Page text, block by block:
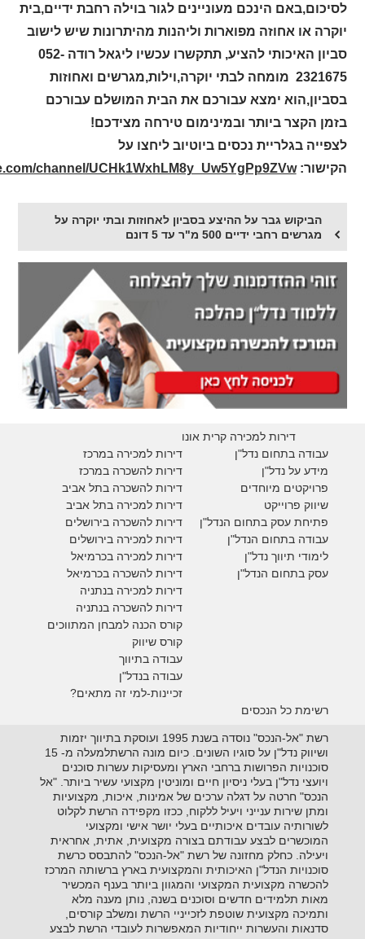
לסיכום,באם הינכם מעוניינים לגור בוילה רחבת ידיים,בית
יוקרה או אחוזה מפוארות וליהנות מהיתרונות שיש לישוב
סביון האיכותי להציע, תתקשרו עכשיו ליגאל רודה 052-
2321675 מומחה לבתי יוקרה,וילות,מגרשים ואחוזות
בסביון,הוא ימצא עבורכם את הבית המושלם עבורכם
בזמן הקצר ביותר ובמינימום טירחה מצידכם!
לצפייה בגלריית נכסים ביוטיוב ליחצו על
הקישור:channel/UCHk1WxhLM8y_Uw5YgPp9ZVw
הביקוש גבר על ההיצע בסביון לאחוזות ובתי יוקרה על
מגרשים רחבי ידיים 500 מ"ר עד 5 דונם
דירות למכירה קרית אונו
דירות למכירה במרכז
דירות להשכרה במרכז
דירות להשכרה בתל אביב
דירות למכירה בתל אביב
דירות להשכרה בירושלים
דירות למכירה בירושלים
דירות למכירה בכרמיאל
דירות להשכרה בכרמיאל
דירות למכירה בנתניה
דירות להשכרה בנתניה
קורס הכנה למבחן המתווכים
קורס שיווק
עבודה בתיווך
עבודה בנדל"ן
זכיינות-למי זה מתאים?
עבודה בתחום נדל"ן
מידע על נדל"ן
פרויקטים מיוחדים
שיווק פרוייקט
פתיחת עסק בתחום הנדל"ן
עבודה בתחום הנדל"ן
לימודי תיווך נדל"ן
עסק בתחום הנדל"ן
רשימת כל הנכסים
רשת "אל-הנכס" נוסדה בשנת 1995 ועוסקת בתיווך יזמות
ושיווק נדל"ן על סוגיו השונים. כיום מונה הרשתלמעלה מ- 15
סוכנויות הפרושות ברחבי הארץ ומעסיקות עשרות סוכנים
ויועצי נדל"ן בעלי ניסיון חיים ומוניטין מקצועי עשיר ביותר. "אל
הנכס" חרטה על דגלה ערכים של אמינות, איכות, מקצועיות
ומתן שירות ענייני ויעיל ללקוח, ככזו מקפידה הרשת לקלוט
לשורותיה עובדים איכותיים בעלי יושר אישי ומקצועי
המוכשרים לבצע עבודתם בצורה מקצועית, אתית, אחראית
ויעילה. כחלק מחזונה של רשת "אל-הנכס" להתבסס כרשת
סוכנויות הנדל"ן האיכותית והמקצועית בארץ ברשותה המרכז
להכשרה מקצועית המקצועי והמגוון ביותר בענף המכשיר
מאות תלמידים חדשים וסוכנים בשנה, נותן מענה מלא
ותמיכה מקצועית שוטפת לזכייניי הרשת ומשלב קורסים,
סדנאות והעשרות ייחודיות המאפשרות לעובדי הרשת לבצע